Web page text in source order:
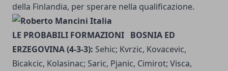
della Finlandia, per sperare nella qualificazione.
LE PROBABILI FORMAZIONI BOSNIA ED
ERZEGOVINA (4-3-3): Sehic; Kvrzic, Kovacevic,
Bicakcic, Kolasinac; Saric, Pjanic, Cimirot; Visca,